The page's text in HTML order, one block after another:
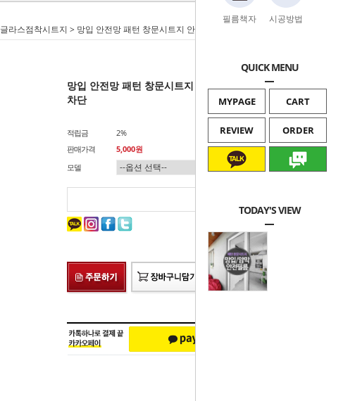
필름책자 시공방법
QUICK MENU
MYPAGE CART
REVIEW ORDER
TODAY'S VIEW
글라스점착시트지 > 망입 안전망 패턴 창문시트지 안전 필름/비산방지/자외선 차단
망입 안전망 패턴 창문시트지 안전 필름/비산방지/자외선
차단
적립금
2%
판매가격
5,000원
모델